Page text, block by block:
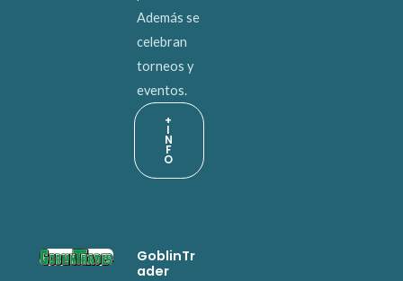
Además se
celebran
torneos y
eventos.
+
I
N
F
O
GoblinTr
ader